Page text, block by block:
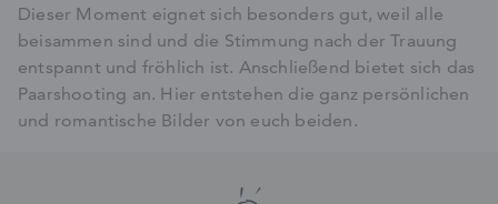
Dieser Moment eignet sich besonders gut, weil alle
beisammen sind und die Stimmung nach der Trauung
entspannt und fröhlich ist. Anschließend bietet sich das
Paarshooting an. Hier entstehen die ganz persönlichen
und romantische Bilder von euch beiden.